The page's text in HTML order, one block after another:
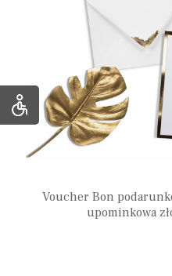
Voucher Bon
upominkowa